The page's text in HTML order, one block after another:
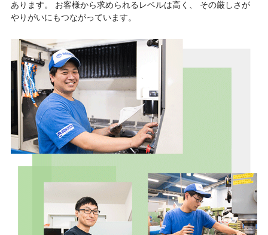
あります。
お客様から求められるレベルは高く、
その厳しさが
やりがいにもつながっています。